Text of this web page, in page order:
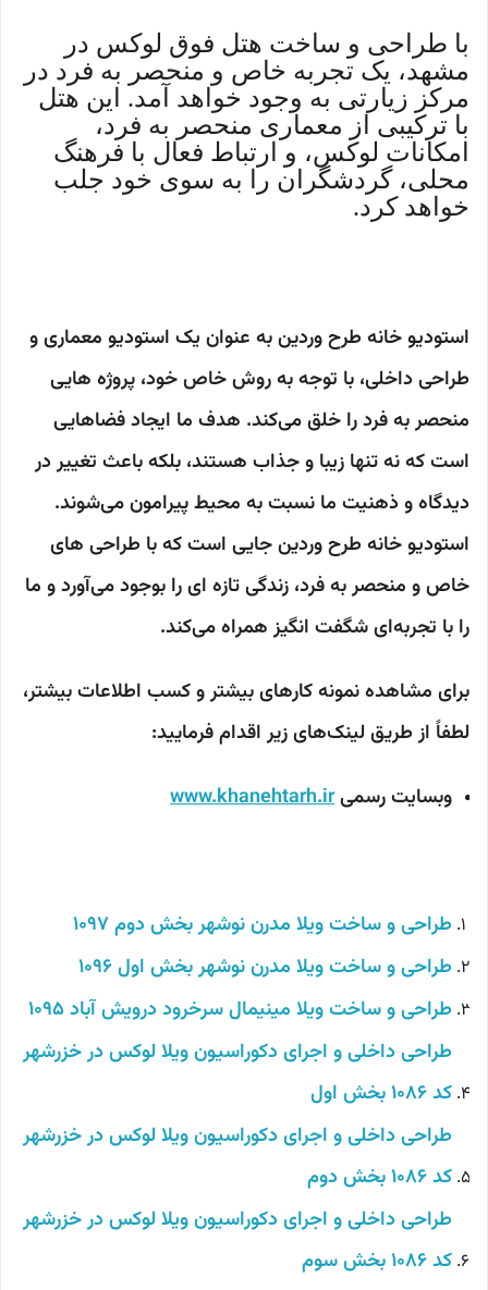
با طراحی و ساخت هتل فوق لوکس در
مشهد، یک تجربه خاص و منحصر به فرد در
مرکز زیارتی به وجود خواهد آمد. این هتل
با ترکیبی از معماری منحصر به فرد،
امکانات لوکس، و ارتباط فعال با فرهنگ
محلی، گردشگران را به سوی خود جلب
خواهد کرد.
استودیو خانه طرح وردین به عنوان یک استودیو معماری و
طراحی داخلی، با توجه به روش خاص خود، پروژه هایی
منحصر به فرد را خلق می‌کند. هدف ما ایجاد فضاهایی
است که نه تنها زیبا و جذاب هستند، بلکه باعث تغییر در
دیدگاه و ذهنیت ما نسبت به محیط پیرامون می‌شوند.
استودیو خانه طرح وردین جایی است که با طراحی های
خاص و منحصر به فرد، زندگی تازه ای را بوجود می‌آورد و ما
را با تجربه‌ای شگفت انگیز همراه می‌کند.
برای مشاهده نمونه کارهای بیشتر و کسب اطلاعات بیشتر،
لطفاً از طریق لینک‌های زیر اقدام فرمایید:
وبسایت رسمیwww.khanehtarh.ir
طراحی و ساخت ویلا مدرن نوشهر بخش دوم 1097
طراحی و ساخت ویلا مدرن نوشهر بخش اول 1096
طراحی و ساخت ویلا مینیمال سرخرود درویش آباد 1095
طراحی داخلی و اجرای دکوراسیون ویلا لوکس در خزرشهر
کد 1086 بخش اول
طراحی داخلی و اجرای دکوراسیون ویلا لوکس در خزرشهر
کد 1086 بخش دوم
طراحی داخلی و اجرای دکوراسیون ویلا لوکس در خزرشهر
کد 1086 بخش سوم